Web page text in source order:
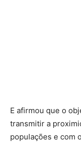
E afirmou que o
transmitir a
populações e com